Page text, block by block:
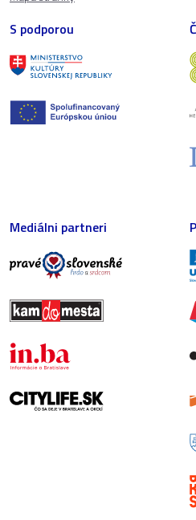
S podporou
Mediálni partneri